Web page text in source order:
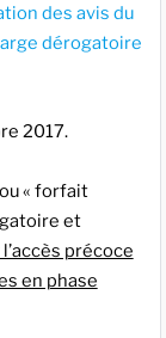
des avis du
dérogatoire
2017.
« forfait
et
précoce
en phase